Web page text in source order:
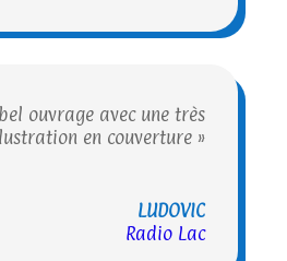
ouvrage avec une très
en couverture »
LUDOVIC
Radio Lac